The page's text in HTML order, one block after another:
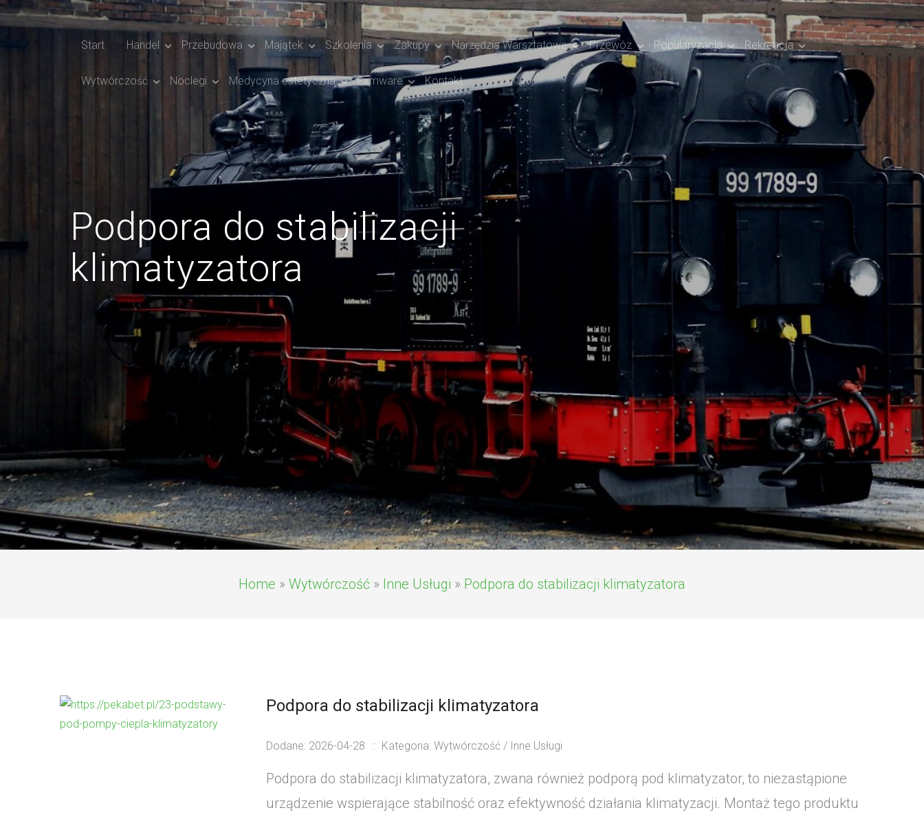
Start Handel Przebudowa Majątek Szkolenia Zakupy Narzędzia Warsztatowe Przewóz Popularyzacja Rekreacja
Wytwórczość Noclegi Medycyna estetyczna Firmware Kontakt
Podpora do stabilizacji
klimatyzatora
Home » Wytwórczość » Inne Usługi » Podpora do stabilizacji klimatyzatora
Podpora do stabilizacji klimatyzatora
Dodane: 2026-04-28 :: Kategoria: Wytwórczość / Inne Usługi
Podpora do stabilizacji klimatyzatora, zwana również podporą pod klimatyzator, to niezastąpione
urządzenie wspierające stabilność oraz efektywność działania klimatyzacji. Montaż tego produktu